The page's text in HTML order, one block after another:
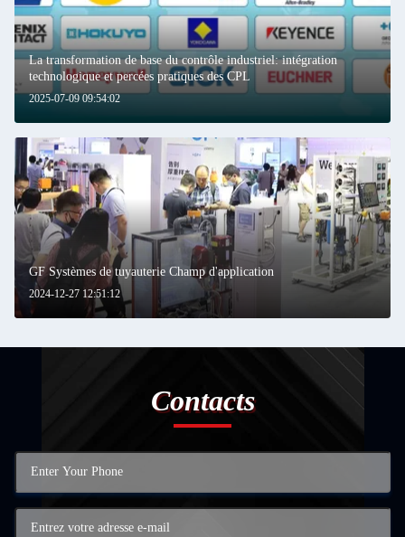
2025-07-09 09:54:02
La transformation de base du contrôle industriel: intégration
technologique et percées pratiques des CPL
2024-12-27 12:51:12
GF Systèmes de tuyauterie Champ d'application
Contacts